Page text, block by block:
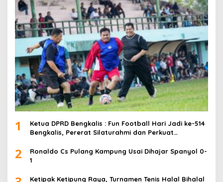
1
Ketua DPRD Bengkalis : Fun Football Hari Jadi ke-514
Bengkalis, Pererat Silaturahmi dan Perkuat
2
Ronaldo Cs Pulang Kampung Usai Dihajar Spanyol 0-
1
Ketipak Ketipung Raya, Turnamen Tenis Halal Bihalal